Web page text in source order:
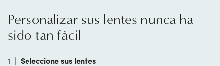
Personalizar sus lentes nunca ha
sido tan fácil
1 | Seleccione sus lentes